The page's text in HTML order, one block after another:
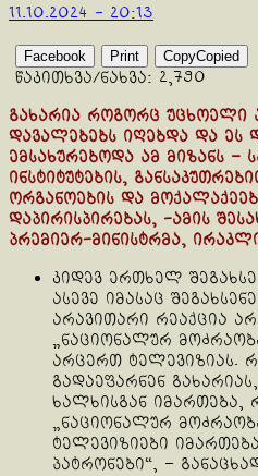
11.10.2024 - 20:13
Facebook Print CopyCopied
წაკითხვა/ნახვა: 2,790
გახარია როგორც უცხოელი
დავალებებს იღებდა და ეს
ემსახურებოდა ამ მიზანს –
ინსტიტუტების,
ორგანოების და
დაპირისპირებას, -ამის
პრემიერ-მინისტრმა,
კიდევ ერთხელ
ასევე იმასაც
არავითარი რეაქცია
„ნაციონალურ
არცერთ ტელევიზიას.
გადაეფარნენ
ხალხისგან იმართება,
„ნაციონალურ
ტელევიზიები
პატრონები“, –